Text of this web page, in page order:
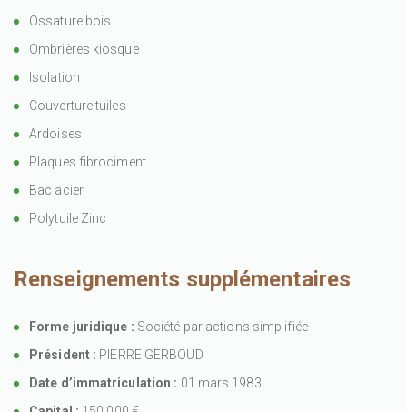
Ossature bois
Ombrières kiosque
Isolation
Couverture tuiles
Ardoises
Plaques fibrociment
Bac acier
Polytuile Zinc
Renseignements supplémentaires
Forme juridique : Société par actions simplifiée
Président : PIERRE GERBOUD
Date d’immatriculation : 01 mars 1983